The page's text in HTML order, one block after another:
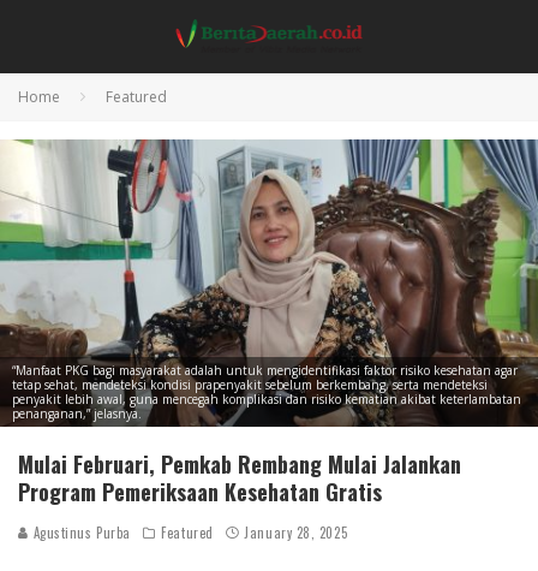
Home Featured
“Manfaat PKG bagi masyarakat adalah untuk mengidentifikasi faktor risiko kesehatan agar
tetap sehat, mendeteksi kondisi prapenyakit sebelum berkembang, serta mendeteksi
penyakit lebih awal, guna mencegah komplikasi dan risiko kematian akibat keterlambatan
penanganan,” jelasnya.
Mulai Februari, Pemkab Rembang Mulai Jalankan
Program Pemeriksaan Kesehatan Gratis
Agustinus Purba Featured January 28, 2025